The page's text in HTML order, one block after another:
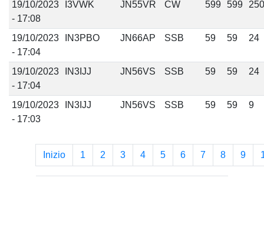
19/10/2023
- 17:08
I3VWK JN55VR CW 599 599 250
19/10/2023
- 17:04
IN3PBO JN66AP SSB 59 59 24
19/10/2023
- 17:04
IN3IJJ JN56VS SSB 59 59 24
19/10/2023
- 17:03
IN3IJJ JN56VS SSB 59 59 9
Inizio 1 2 3 4 5 6 7 8 9